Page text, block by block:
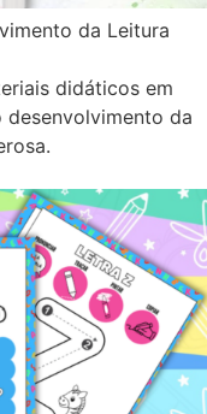
da Leitura
didáticos em
desenvolvimento da